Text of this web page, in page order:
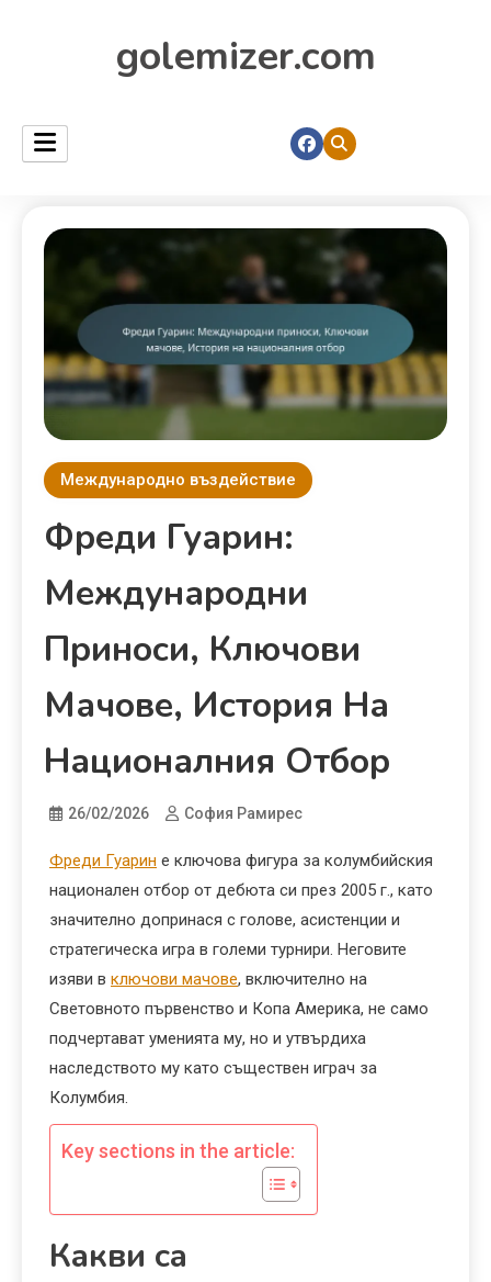
golemizer.com
Международно въздействие
Фреди Гуарин:
Международни
Приноси, Ключови
Мачове, История На
Националния Отбор
26/02/2026 София Рамирес
Фреди Гуарин е ключова фигура за колумбийския
национален отбор от дебюта си през 2005 г., като
значително допринася с голове, асистенции и
стратегическа игра в големи турнири. Неговите
изяви в ключови мачове, включително на
Световното първенство и Копа Америка, не само
подчертават уменията му, но и утвърдиха
наследството му като съществен играч за
Колумбия.
Key sections in the article:
Какви са